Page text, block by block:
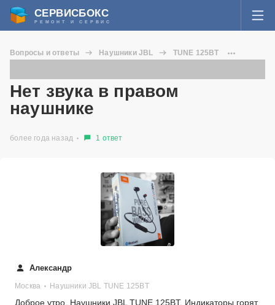
СЕРВИСБОКС
РЕМОНТ И СЕРВИС
Я забыл пароль
Регистрация
ВОПРОСЫ И ОТВЕТЫ
СТАТЬИ О РЕМОНТЕ
ДОБАВИТЬ СЕРВИСНЫЙ ЦЕНТР ИЛИ ЧАСТНОГО МАСТЕРА
ЗАДАТЬ ВОПРОС МАСТЕРАМ
Вопросы и ответы Наушники JBL
TUNE 125BT
Нет звука в правом
наушнике
более года назад 1 ответ
Александр
Москва Наушники JBL TUNE 125BT
Доброе утро. Наушники JBL TUNE 125BT. Индикаторы горят,